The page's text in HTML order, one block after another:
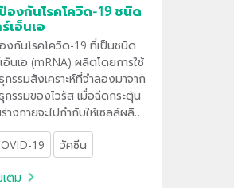
องกันโรคโควิด-19 ชนิด
เอ็นเอ
งกันโรคโควิด-19 ที่เป็นชนิด
อ็นเอ (mRNA) ผลิตโดยการใช้
รรมสังเคราะห์ที่จำลองมาจาก
กรรมของไวรัส เมื่อฉีดกระตุ้น
ร่างกายจะไปกำกับให้เซลล์ผลิต
ตีนสไปค์ เพื่อกระตุ้นทำให้เซลล์
คุ้มกันของร่างกายสร้างภูมิต่อ
ซาร์สโควี-2 โดยไม่เป็นอันตราย
างกายมนุษย์
19 วัคซีน
ติม